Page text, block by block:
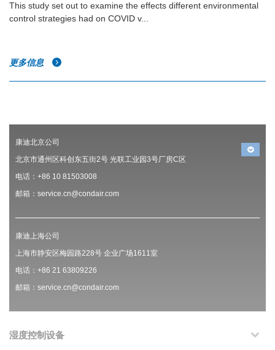
This study set out to examine the effects different environmental
control strategies had on COVID v...
更多信息
康迪北京公司
北京市通州区科创东五街2号 光联工业园3号厂房C区
电话：+86 10 81503008
邮箱：service.cn@condair.com
康迪上海公司
上海市静安区梅园路228号 企业广场1611室
电话：+86 21 63809226
邮箱：service.cn@condair.com
湿度控制设备